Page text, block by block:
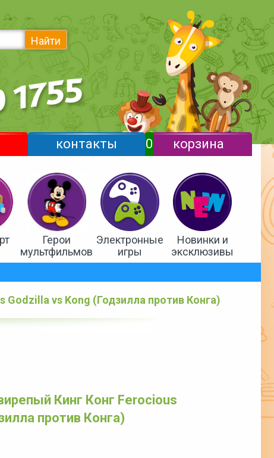
Найти
контакты 0 корзина
Герои
мультфильмов
Электронные
игры
Новинки и
эксклюзивы
Godzilla vs Kong (Годзилла против Конга)
Кинг Конг Ferocious
против Конга)